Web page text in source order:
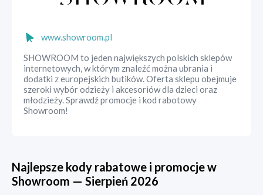
www.showroom.pl
SHOWROOM to jeden największych polskich sklepów
internetowych, w którym znaleźć można ubrania i
dodatki z europejskich butików. Oferta sklepu obejmuje
szeroki wybór odzieży i akcesoriów dla dzieci oraz
młodzieży. Sprawdź promocje i kod rabotowy
Showroom!
Najlepsze kody rabatowe i promocje w
Showroom — Sierpień 2026